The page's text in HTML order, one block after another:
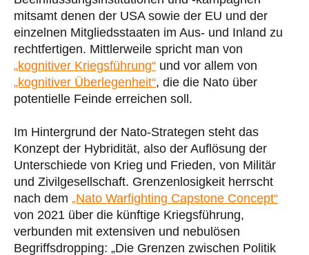
mitsamt denen der USA sowie der EU und der
einzelnen Mitgliedsstaaten im Aus- und Inland zu
rechtfertigen. Mittlerweile spricht man von
„kognitiver Kriegsführung“ und vor allem von
„kognitiver Überlegenheit“, die die Nato über
potentielle Feinde erreichen soll.
Im Hintergrund der Nato-Strategen steht das
Konzept der Hybridität, also der Auflösung der
Unterschiede von Krieg und Frieden, von Militär
und Zivilgesellschaft. Grenzenlosigkeit herrscht
nach dem „Nato Warfighting Capstone Concept“
von 2021 über die künftige Kriegsführung,
verbunden mit extensiven und nebulösen
Begriffsdropping: „Die Grenzen zwischen Politik